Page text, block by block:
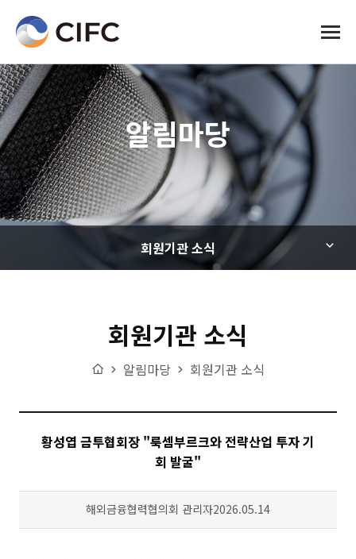
전체메
알림마당
회원기관 소식
회원기관 소식
Home
알림마당 회원기관 소식
황성엽 금투협회장 "룩셈부르크와 전략산업 투자 기
회 발굴"
작성자
해외금융협력협의회 관리자등록일
2026.05.14